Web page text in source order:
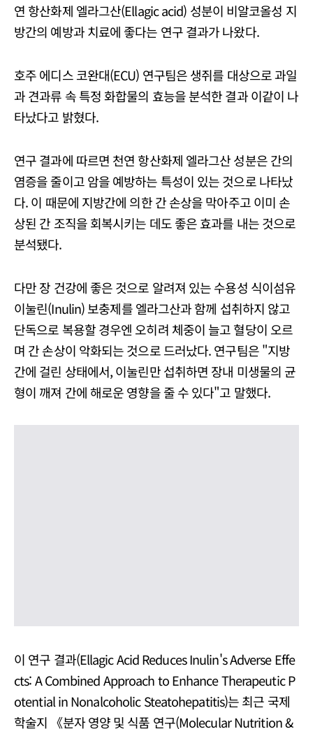
연 항산화제 엘라그산(Ellagic acid) 성분이 비알코올성 지
방간의 예방과 치료에 좋다는 연구 결과가 나왔다.
호주 에디스 코완대(ECU) 연구팀은 생쥐를 대상으로 과일
과 견과류 속 특정 화합물의 효능을 분석한 결과 이같이 나
타났다고 밝혔다.
연구 결과에 따르면 천연 항산화제 엘라그산 성분은 간의
염증을 줄이고 암을 예방하는 특성이 있는 것으로 나타났
다. 이 때문에 지방간에 의한 간 손상을 막아주고 이미 손
상된 간 조직을 회복시키는 데도 좋은 효과를 내는 것으로
분석됐다.
다만 장 건강에 좋은 것으로 알려져 있는 수용성 식이섬유
이눌린(Inulin) 보충제를 엘라그산과 함께 섭취하지 않고
단독으로 복용할 경우엔 오히려 체중이 늘고 혈당이 오르
며 간 손상이 악화되는 것으로 드러났다. 연구팀은 "지방
간에 걸린 상태에서, 이눌린만 섭취하면 장내 미생물의 균
형이 깨져 간에 해로운 영향을 줄 수 있다"고 말했다.
이 연구 결과(Ellagic Acid Reduces Inulin's Adverse Effe
cts: A Combined Approach to Enhance Therapeutic P
otential in Nonalcoholic Steatohepatitis)는 최근 국제
학술지 《분자 영양 및 식품 연구(Molecular Nutrition &